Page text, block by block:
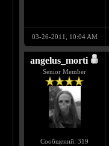
03-26-2011, 10:04 AM
angelus_morti
Senior Member
Сообщений: 319